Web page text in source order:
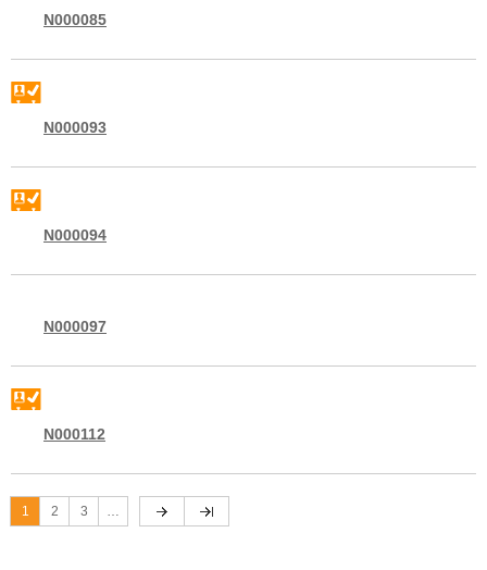
N000085
N000093
N000094
N000097
N000112
1 2 3 …